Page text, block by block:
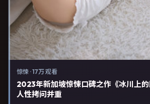
惊悚 ·17万 观看
2023年新加坡惊悚口碑之作《冰川上
人性拷问并重